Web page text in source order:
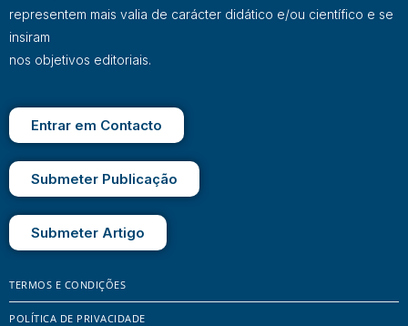
representem mais valia de carácter didático e/ou científico e se
insiram
nos objetivos editoriais.
Entrar em Contacto
Submeter Publicação
Submeter Artigo
TERMOS E CONDIÇÕES
POLÍTICA DE PRIVACIDADE